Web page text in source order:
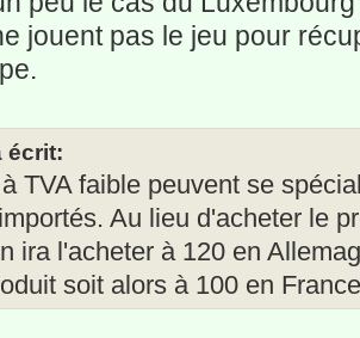
jouent pas le jeu pour
écrit:
TVA faible peuvent se
Au lieu d'acheter le
ira l'acheter à 120 en
soit alors à 100 en